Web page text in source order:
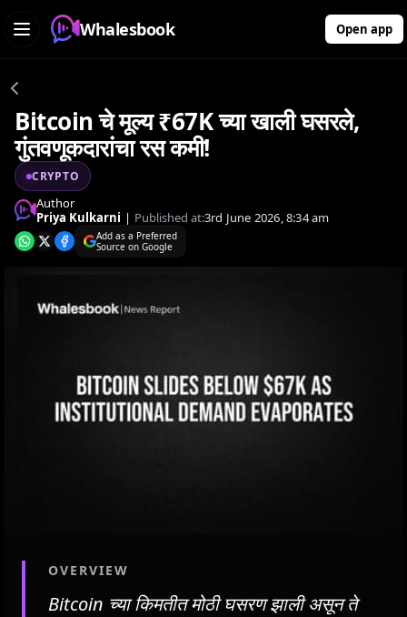
Whalesbook Open app
Bitcoin चे मूल्य ₹67K च्या खाली घसरले,
गुंतवणूकदारांचा रस कमी!
CRYPTO
Author
Priya Kulkarni | Published at:3rd June 2026, 8:34 am
Add as a Preferred
Source on Google
OVERVIEW
Bitcoin च्या किमतीत मोठी घसरण झाली असून ते